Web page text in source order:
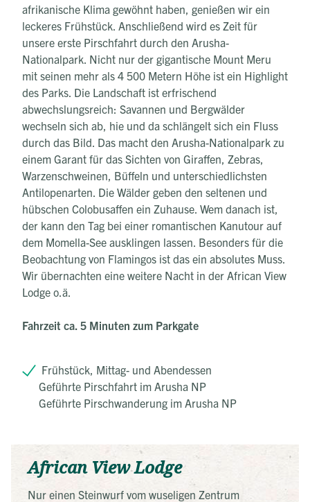
afrikanische Klima gewöhnt haben, genießen wir ein
leckeres Frühstück. Anschließend wird es Zeit für
unsere erste Pirschfahrt durch den Arusha-
Nationalpark. Nicht nur der gigantische Mount Meru
mit seinen mehr als 4 500 Metern Höhe ist ein Highlight
des Parks. Die Landschaft ist erfrischend
abwechslungsreich: Savannen und Bergwälder
wechseln sich ab, hie und da schlängelt sich ein Fluss
durch das Bild. Das macht den Arusha-Nationalpark zu
einem Garant für das Sichten von Giraffen, Zebras,
Warzenschweinen, Büffeln und unterschiedlichsten
Antilopenarten. Die Wälder geben den seltenen und
hübschen Colobusaffen ein Zuhause. Wem danach ist,
der kann den Tag bei einer romantischen Kanutour auf
dem Momella-See ausklingen lassen. Besonders für die
Beobachtung von Flamingos ist das ein absolutes Muss.
Wir übernachten eine weitere Nacht in der African View
Lodge o.ä.
Fahrzeit ca. 5 Minuten zum Parkgate
Frühstück, Mittag- und Abendessen
Geführte Pirschfahrt im Arusha NP
Geführte Pirschwanderung im Arusha NP
African View Lodge
Nur einen Steinwurf vom wuseligen Zentrum